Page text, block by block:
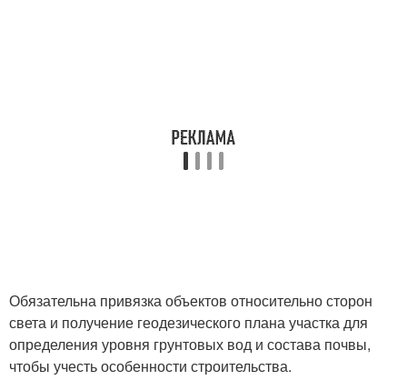
Обязательна привязка объектов относительно сторон
света и получение геодезического плана участка для
определения уровня грунтовых вод и состава почвы,
чтобы учесть особенности строительства.